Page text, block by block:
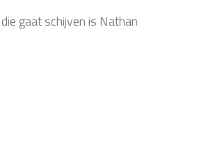
gaat schijven is Nathan